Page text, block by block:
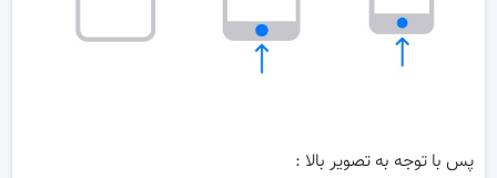
پس با توجه به تصویر بالا :